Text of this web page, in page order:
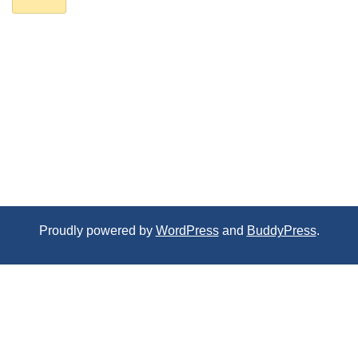
Proudly powered by WordPressand BuddyPress.